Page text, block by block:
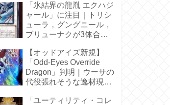
「氷結界の龍胤 エクハジ
ャール」に注目｜トリシ
ューラ，グングニール，
ブリューナクが3体合
【オッドアイズ新規】
「Odd-Eyes Override
Dragon」判明｜ウーサの
代役張れそうな逸材現
「ユーティリティ・コレ